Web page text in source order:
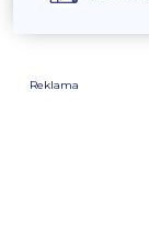
Reklama